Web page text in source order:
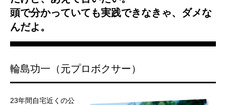
頭で分かっていても実践できなきゃ、ダメな
んだよ。
輪島功一（元プロボクサー）
23年間自宅近くの公